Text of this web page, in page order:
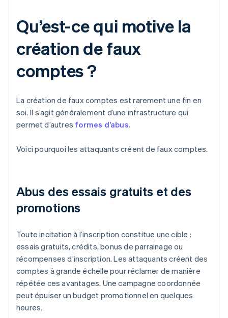
Qu’est-ce qui motive la
création de faux
comptes ?
La création de faux comptes est rarement une fin en
soi. Il s’agit généralement d’une infrastructure qui
permet d’autres formes d’abus.
Voici pourquoi les attaquants créent de faux comptes.
Abus des essais gratuits et des
promotions
Toute incitation à l’inscription constitue une cible :
essais gratuits, crédits, bonus de parrainage ou
récompenses d’inscription. Les attaquants créent des
comptes à grande échelle pour réclamer de manière
répétée ces avantages. Une campagne coordonnée
peut épuiser un budget promotionnel en quelques
heures.